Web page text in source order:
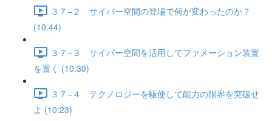
３７−２ サイバー空間の登場で何が変わったのか？
(10:44)
３７−３ サイバー空間を活用してファメーション装置
を置く (10:30)
３７−４ テクノロジーを駆使して能力の限界を突破せ
よ (10:23)